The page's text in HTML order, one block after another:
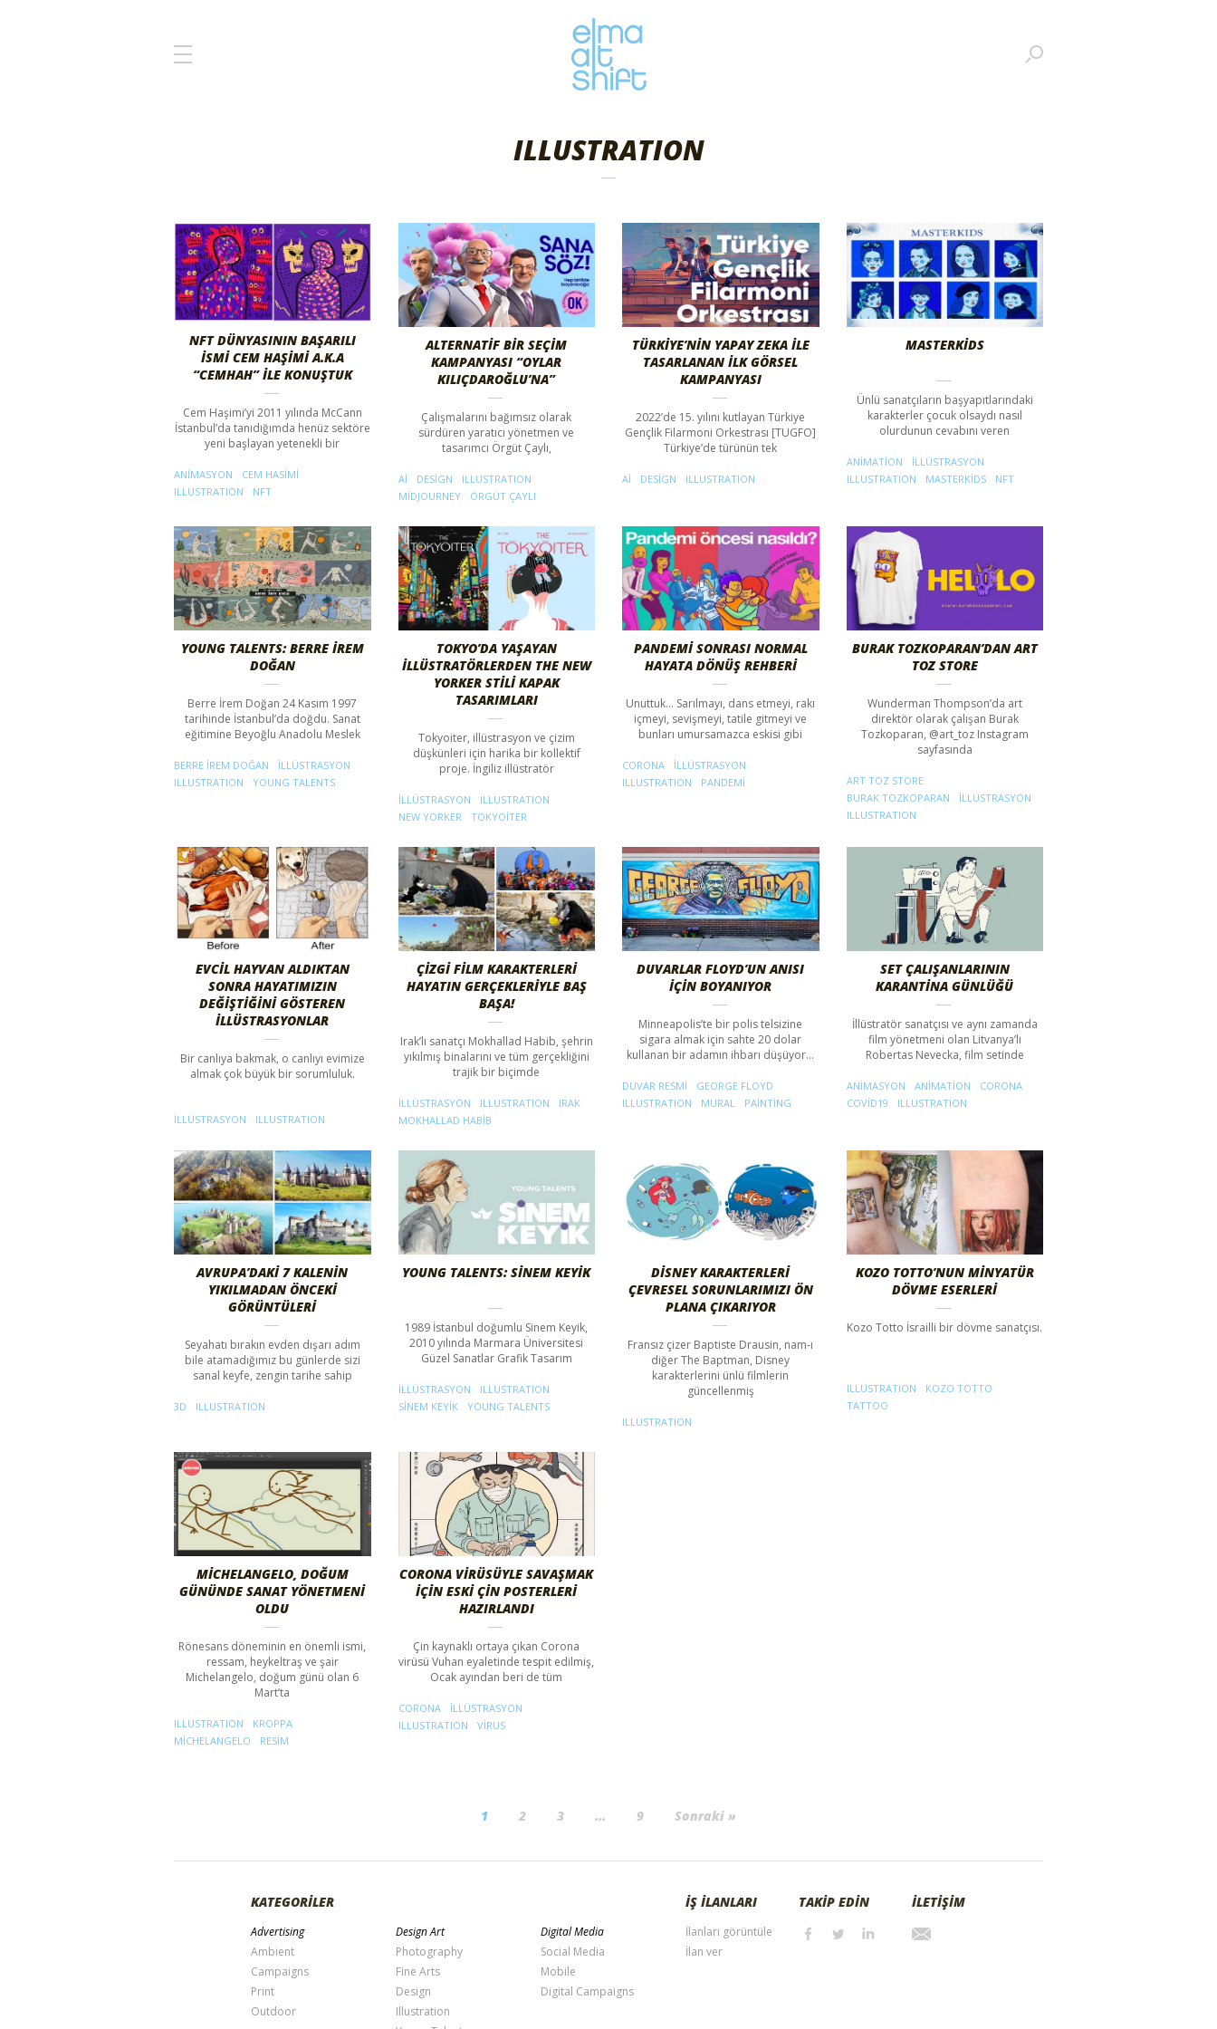
ILLUSTRATION
NFT DÜNYASININ BAŞARILI
İSMI CEM HAŞIMI A.K.A
“CEMHAH” İLE KONUŞTUK
Cem Haşimi’yi 2011 yılında McCann
İstanbul’da tanıdığımda henüz sektöre
yeni başlayan yetenekli bir
ANIMASYON
CEM HASIMI
ILLUSTRATION
NFT
ALTERNATIF BIR SEÇIM
KAMPANYASI “OYLAR
KILIÇDAROĞLU’NA”
Çalışmalarını bağımsız olarak
sürdüren yaratıcı yönetmen ve
tasarımcı Örgüt Çaylı,
AI DESIGN
ILLUSTRATION
MIDJOURNEY
ÖRGÜT ÇAYLI
TÜRKIYE’NIN YAPAY ZEKA İLE
TASARLANAN İLK GÖRSEL
KAMPANYASI
2022’de 15. yılını kutlayan Türkiye
Gençlik Filarmoni Orkestrası [TUGFO]
Türkiye’de türünün tek
AI DESIGN ILLUSTRATION
MASTERKIDS
Ünlü sanatçıların başyapıtlarındaki
karakterler çocuk olsaydı nasıl
olurdunun cevabını veren
ANIMATION
ILLÜSTRASYON
ILLUSTRATION
MASTERKIDS NFT
YOUNG TALENTS: BERRE İREM
DOĞAN
Berre İrem Doğan 24 Kasım 1997
tarihinde İstanbul’da doğdu. Sanat
eğitimine Beyoğlu Anadolu Meslek
BERRE IREM DOĞAN
ILLÜSTRASYON
ILLUSTRATION
YOUNG TALENTS
TOKYO’DA YAŞAYAN
İLLÜSTRATÖRLERDEN THE NEW
YORKER STILI KAPAK
TASARIMLARI
Tokyoiter, illüstrasyon ve çizim
düşkünleri için harika bir kollektif
proje. İngiliz illüstratör
ILLÜSTRASYON
ILLUSTRATION
NEW YORKER
TOKYOITER
PANDEMI SONRASI NORMAL
HAYATA DÖNÜŞ REHBERI
Unuttuk... Sarılmayı, dans etmeyi, rakı
içmeyi, sevişmeyi, tatile gitmeyi ve
bunları umursamazca eskisi gibi
CORONA
ILLÜSTRASYON
ILLUSTRATION
PANDEMI
BURAK TOZKOPARAN’DAN ART
TOZ STORE
Wunderman Thompson’da art
direktör olarak çalışan Burak
Tozkoparan, @art_toz Instagram
sayfasında
ART TOZ STORE
BURAK TOZKOPARAN
ILLÜSTRASYON
ILLUSTRATION
EVCIL HAYVAN ALDIKTAN
SONRA HAYATIMIZIN
DEĞIŞTIĞINI GÖSTEREN
İLLÜSTRASYONLAR
Bir canlıya bakmak, o canlıyı evimize
almak çok büyük bir sorumluluk.
ILLÜSTRASYON ILLUSTRATION
ÇIZGI FILM KARAKTERLERI
HAYATIN GERÇEKLERIYLE BAŞ
BAŞA!
Irak’lı sanatçı Mokhallad Habib, şehrin
yıkılmış binalarını ve tüm gerçekliğini
trajik bir biçimde
ILLÜSTRASYON ILLUSTRATION
IRAK
MOKHALLAD HABIB
DUVARLAR FLOYD’UN ANISI
İÇIN BOYANIYOR
Minneapolis’te bir polis telsizine
sigara almak için sahte 20 dolar
kullanan bir adamın ihbarı düşüyor…
DUVAR RESMI
GEORGE FLOYD
ILLUSTRATION
MURAL PAINTING
SET ÇALIŞANLARININ
KARANTINA GÜNLÜĞÜ
İllüstratör sanatçısı ve aynı zamanda
film yönetmeni olan Litvanya’lı
Robertas Nevecka, film setinde
ANIMASYON ANIMATION
CORONA
COVID19
ILLUSTRATION
AVRUPA’DAKI 7 KALENIN
YIKILMADAN ÖNCEKI
GÖRÜNTÜLERI
Seyahatı bırakın evden dışarı adım
bile atamadığımız bu günlerde sizi
sanal keyfe, zengin tarihe sahip
3D ILLUSTRATION
YOUNG TALENTS: SINEM KEYIK
1989 İstanbul doğumlu Sinem Keyik,
2010 yılında Marmara Üniversitesi
Güzel Sanatlar Grafik Tasarım
ILLÜSTRASYON
ILLUSTRATION
SINEM KEYIK
YOUNG TALENTS
DISNEY KARAKTERLERI
ÇEVRESEL SORUNLARIMIZI ÖN
PLANA ÇIKARIYOR
Fransız çizer Baptiste Drausin, nam-ı
diğer The Baptman, Disney
karakterlerini ünlü filmlerin
güncellenmiş
ILLUSTRATION
KOZO TOTTO’NUN MINYATÜR
DÖVME ESERLERI
Kozo Totto İsrailli bir dövme sanatçısı.
ILLUSTRATION
KOZO TOTTO
TATTOO
MICHELANGELO, DOĞUM
GÜNÜNDE SANAT YÖNETMENI
OLDU
Rönesans döneminin en önemli ismi,
ressam, heykeltraş ve şair
Michelangelo, doğum günü olan 6
Mart’ta
ILLUSTRATION
KROPPA
MICHELANGELO
RESIM
CORONA VIRÜSÜYLE SAVAŞMAK
İÇIN ESKI ÇIN POSTERLERI
HAZIRLANDI
Çin kaynaklı ortaya çıkan Corona
virüsü Vuhan eyaletinde tespit edilmiş,
Ocak ayından beri de tüm
CORONA
ILLÜSTRASYON
ILLUSTRATION
VIRUS
1 2 3 … 9 Sonraki »
KATEGORİLER
Advertising
Ambient
Campaigns
Print
Outdoor
Design Art
Photography
Fine Arts
Design
Illustration
Digital Media
Social Media
Mobile
Digital Campaigns
İŞ İLANLARI
İlanları görüntüle
İlan ver
TAKİP EDİN İLETİŞİM